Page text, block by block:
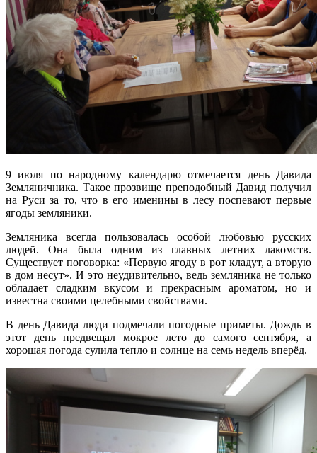
9 июля по народному календарю отмечается день Давида
Земляничника. Такое прозвище преподобный Давид получил
на Руси за то, что в его именины в лесу поспевают первые
ягоды земляники.
Земляника всегда пользовалась особой любовью русских
людей. Она была одним из главных летних лакомств.
Существует поговорка: «Первую ягоду в рот кладут, а вторую
в дом несут». И это неудивительно, ведь земляника не только
обладает сладким вкусом и прекрасным ароматом, но и
известна своими целебными свойствами.
В день Давида люди подмечали погодные приметы. Дождь в
этот день предвещал мокрое лето до самого сентября, а
хорошая погода сулила тепло и солнце на семь недель вперёд.